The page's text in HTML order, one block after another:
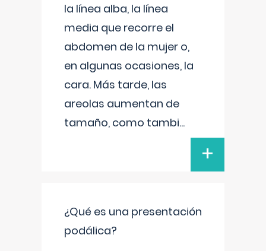
la línea alba, la línea
media que recorre el
abdomen de la mujer o,
en algunas ocasiones, la
cara. Más tarde, las
areolas aumentan de
tamaño, como tambi...
+
¿Qué es una presentación
podálica?